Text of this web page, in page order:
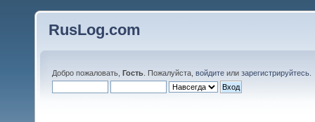
RusLog.com
Добро пожаловать, Гость . Пожалуйста, войдите или зарегистрируйтесь